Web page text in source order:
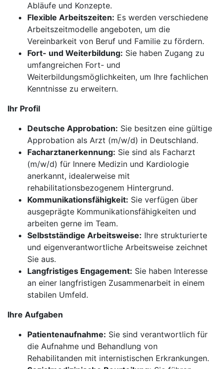
Abläufe und Konzepte.
Flexible Arbeitszeiten: Es werden verschiedene
Arbeitszeitmodelle angeboten, um die
Vereinbarkeit von Beruf und Familie zu fördern.
Fort- und Weiterbildung: Sie haben Zugang zu
umfangreichen Fort- und
Weiterbildungsmöglichkeiten, um Ihre fachlichen
Kenntnisse zu erweitern.
Ihr Profil
Deutsche Approbation: Sie besitzen eine gültige
Approbation als Arzt (m/w/d) in Deutschland.
Facharztanerkennung: Sie sind als Facharzt
(m/w/d) für Innere Medizin und Kardiologie
anerkannt, idealerweise mit
rehabilitationsbezogenem Hintergrund.
Kommunikationsfähigkeit: Sie verfügen über
ausgeprägte Kommunikationsfähigkeiten und
arbeiten gerne im Team.
Selbstständige Arbeitsweise: Ihre strukturierte
und eigenverantwortliche Arbeitsweise zeichnet
Sie aus.
Langfristiges Engagement: Sie haben Interesse
an einer langfristigen Zusammenarbeit in einem
stabilen Umfeld.
Ihre Aufgaben
Patientenaufnahme: Sie sind verantwortlich für
die Aufnahme und Behandlung von
Rehabilitanden mit internistischen Erkrankungen.